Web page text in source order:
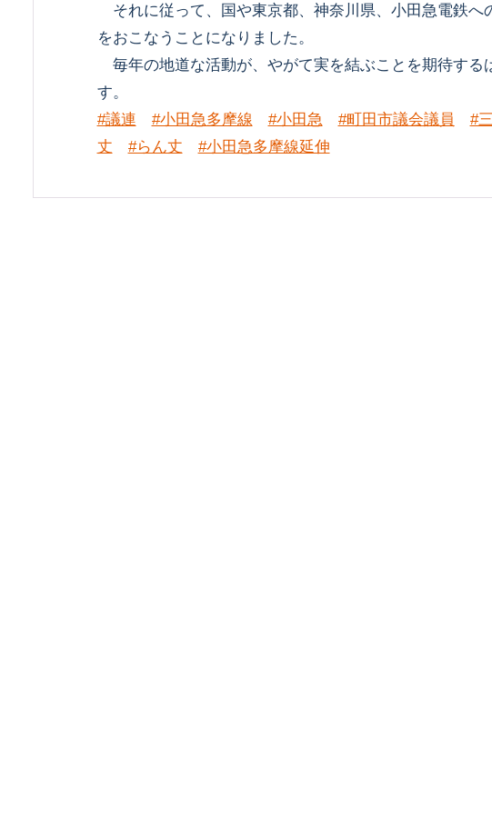
それに従って、国や東京都、神奈川県、小田急電鉄へ
をおこなうことになりました。
毎年の地道な活動が、やがて実を結ぶことを期待する
す。
#議連
#小田急多摩線 #小田急 #町田市議会議員
#
丈
#らん丈 #小田急多摩線延伸